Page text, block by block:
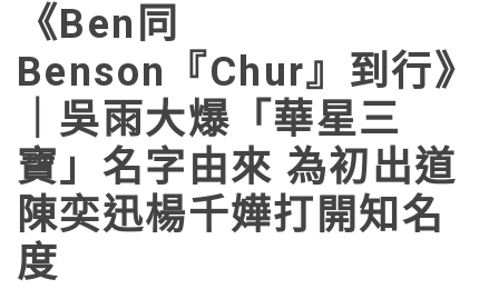
《Ben同
Benson『Chur』到行》
｜吳雨大爆「華星三
寶」名字由來 為初出道
陳奕迅楊千嬅打開知名
度